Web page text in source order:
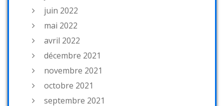
juin 2022
mai 2022
avril 2022
décembre 2021
novembre 2021
octobre 2021
septembre 2021